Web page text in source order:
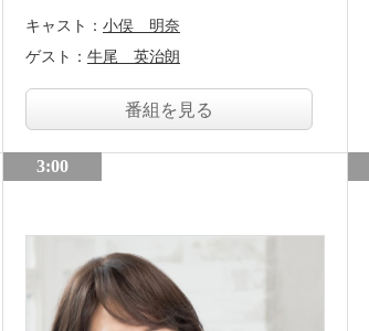
キャスト： 小俣 明奈
ゲスト： 牛尾 英治朗
番組を見る
3:00